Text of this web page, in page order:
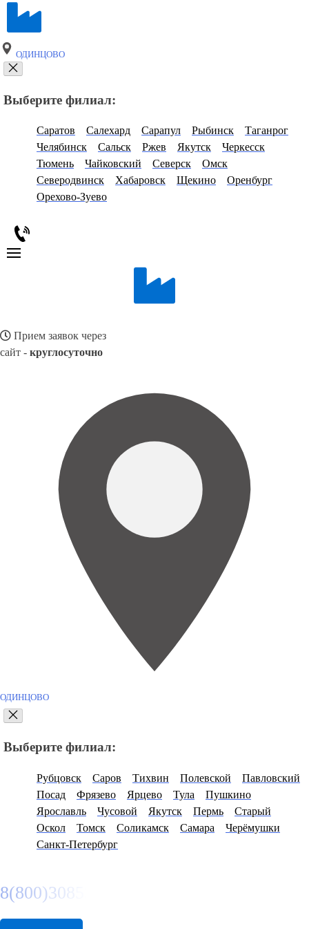
ОДИНЦОВО
Выберите филиал:
Саратов Салехард Сарапул Рыбинск
Таганрог
Челябинск
Сальск Ржев Якутск
Черкесск
Тюмень
Чайковский Северск
Омск
Северодвинск
Хабаровск Щекино
Оренбург
Орехово-Зуево
Прием заявок через
сайт - круглосуточно
ОДИНЦОВО
Выберите филиал:
Рубцовск Саров Тихвин Полевской
Павловский
Посад
Фрязево Ярцево Тула
Пушкино
Ярославль
Чусовой Якутск Пермь
Старый
Оскол
Томск Соликамск Самара
Черёмушки
Санкт-Петербург
8(800)3085303